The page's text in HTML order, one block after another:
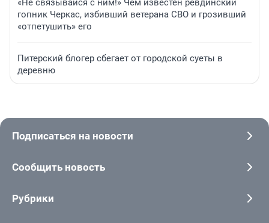
«Не связывайся с ним!» Чем известен ревдинский
гопник Черкас, избивший ветерана СВО и грозивший
«отпетушить» его
Питерский блогер сбегает от городской суеты в
деревню
Подписаться на новости
Сообщить новость
Рубрики